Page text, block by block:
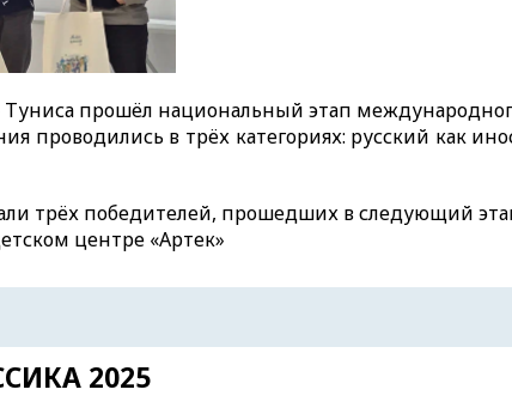
Туниса прошёл национальный этап
проводились в трёх категориях: русский как
трёх победителей, прошедших в следующий
центре «Артек»
2025